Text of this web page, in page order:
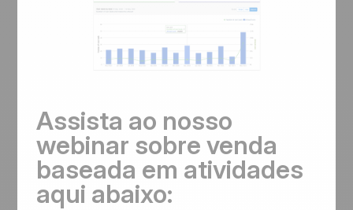
Assista ao nosso
webinar sobre venda
baseada em atividades
aqui abaixo: